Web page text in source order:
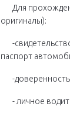
Для
оригиналы):
-
паспорт
-
- личное